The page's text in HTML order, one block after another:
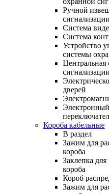
Ручной
сигнализации
Система
Система
Устройство
системы
Центральная
сигнализации
дверей
Короба кабельные
В раздел
Зажим для
короба
Заклепка
короба
Короб
Зажим для